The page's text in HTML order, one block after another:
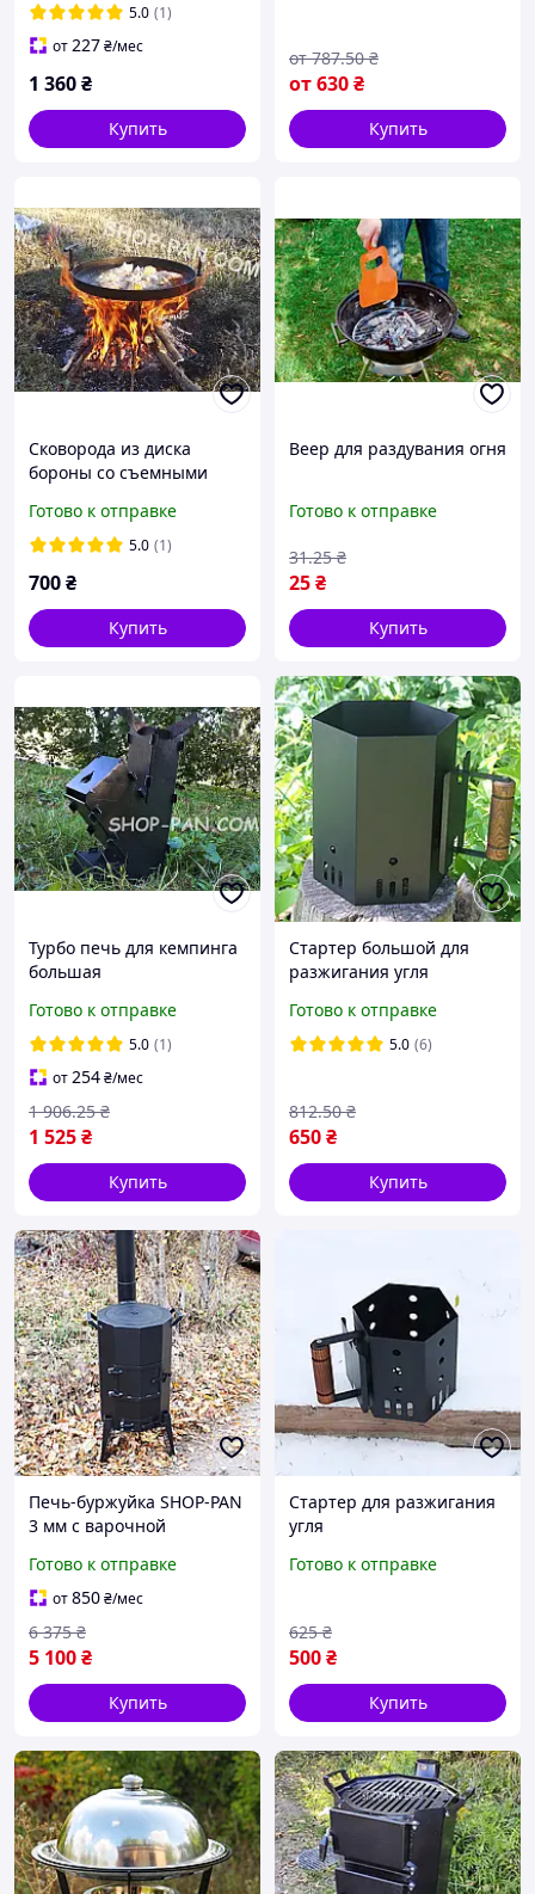
5.0 (1)
от227₴/мес
1 360₴
Купить
от630₴
от 787.50 ₴
Купить
Сковорода из диска
бороны со съемными
Готово к отправке
5.0 (1)
700₴
Купить
Веер для раздувания огня
Готово к отправке
25₴
31.25 ₴
Купить
Турбо печь для кемпинга
большая
Готово к отправке
5.0 (1)
от254₴/мес
1 525₴
1 906.25 ₴
Купить
Стартер большой для
разжигания угля
Готово к отправке
5.0 (6)
650₴
812.50 ₴
Купить
Печь-буржуйка SHOP-PAN
3 мм с варочной
для внутреннего
обогрева помещений
Готово к отправке
от850₴/мес
5 100₴
6 375 ₴
Купить
Стартер для разжигания
угля
Готово к отправке
500₴
625 ₴
Купить